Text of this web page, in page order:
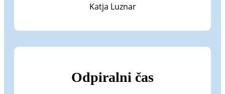
Katja Luznar
Odpiralni čas